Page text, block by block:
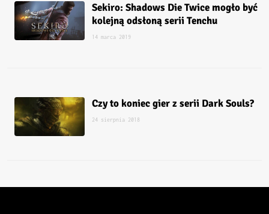
Sekiro: Shadows Die Twice mogło być
kolejną odsłoną serii Tenchu
14 marca 2019
Czy to koniec gier z serii Dark Souls?
24 sierpnia 2018